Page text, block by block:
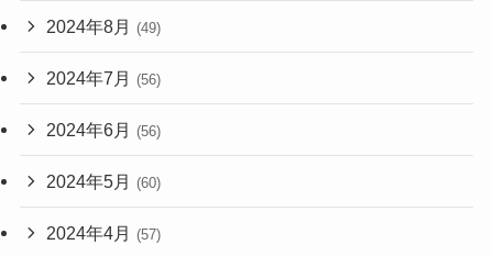
2024年8月 (49)
2024年7月 (56)
2024年6月 (56)
2024年5月 (60)
2024年4月 (57)